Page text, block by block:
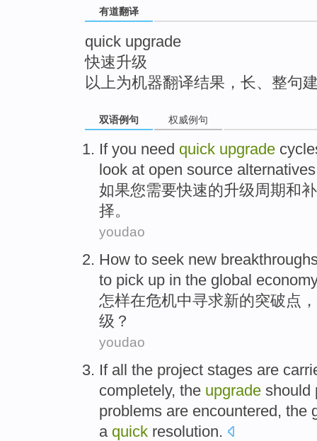
有道翻译
quick upgrade
快速升级
以上为机器翻译结果，长、整句
双语例句 权威例句
If you need quick upgrade
look at open source alternatives
如果您需要快速的升级周期和补
择。
youdao
How to seek new
to pick up in the global
怎样在危机中寻求新的突破点
级 ？
youdao
If all the project stages are
completely, the upgrade should
problems are encountered, the
a quick resolution.